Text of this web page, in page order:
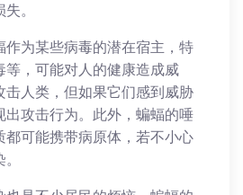
。
作为某些病毒的潜在宿主，特
等，可能对人的健康造成威
击人类，但如果它们感到威胁
出攻击行为。此外，蝙蝠的唾
都可能携带病原体，若不小心